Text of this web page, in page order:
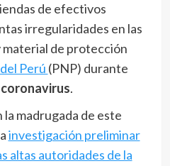
de efectivos
irregularidades en las
material de protección
Perú (PNP) durante
.
la madrugada de este
investigación preliminar
altas autoridades de la